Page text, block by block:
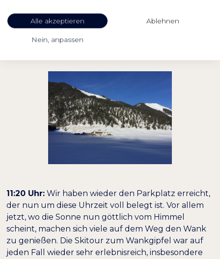
Daxkapelle wieder in Sicht: hier kann ich nach links
in den Wald abfahren, wo weniger Tourengeher
unterwegs sind.
11:20 Uhr: Wir haben wieder den Parkplatz erreicht,
der nun um diese Uhrzeit voll belegt ist. Vor allem
jetzt, wo die Sonne nun göttlich vom Himmel
scheint, machen sich viele auf dem Weg den Wank
zu genießen. Die Skitour zum Wankgipfel war auf
jeden Fall wieder sehr erlebnisreich, insbesondere
Alle akzeptieren Ablehnen
Nein, anpassen